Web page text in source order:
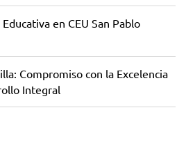
en CEU San Pablo
Compromiso con la Excelencia
Integral